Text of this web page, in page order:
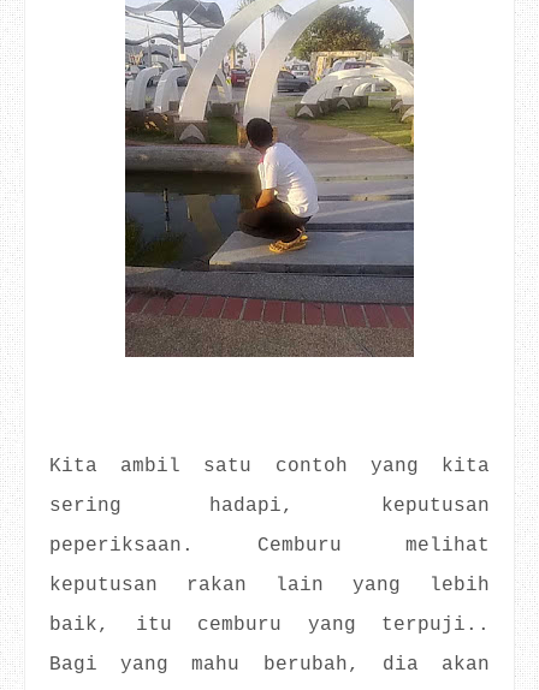
Kita ambil satu contoh yang kita
sering hadapi, keputusan
peperiksaan. Cemburu melihat
keputusan rakan lain yang lebih
baik, itu cemburu yang terpuji..
Bagi yang mahu berubah, dia akan